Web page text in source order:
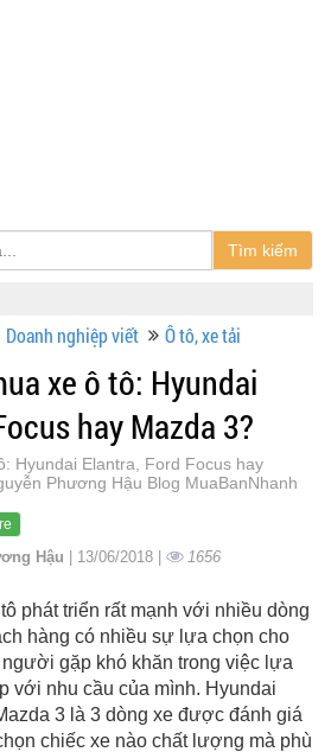
Tìm kiếm
Doanh nghiệp viết Ô tô, xe tải
xe ô tô: Hyundai
hay Mazda 3?
Hyundai Elantra, Ford Focus hay
Phương Hậu Blog MuaBanNhanh
Hậu | 13/06/2018 | 1656
phát triển rất mạnh với nhiều dòng
hàng có nhiều sự lựa chọn cho
gặp khó khăn trong việc lựa
với nhu cầu của mình. Hyundai
3 là 3 dòng xe được đánh giá
chiếc xe nào chất lượng mà phù